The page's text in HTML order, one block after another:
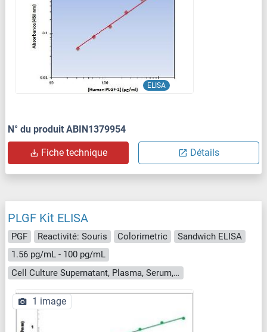
ELISA
N° du produit ABIN1379954
Fiche technique Détails
PLGF Kit ELISA
PGF Reactivité: Souris Colorimetric
Sandwich ELISA
1.56 pg/mL - 100 pg/mL
Cell Culture Supernatant, Plasma, Serum, Urine
1 image